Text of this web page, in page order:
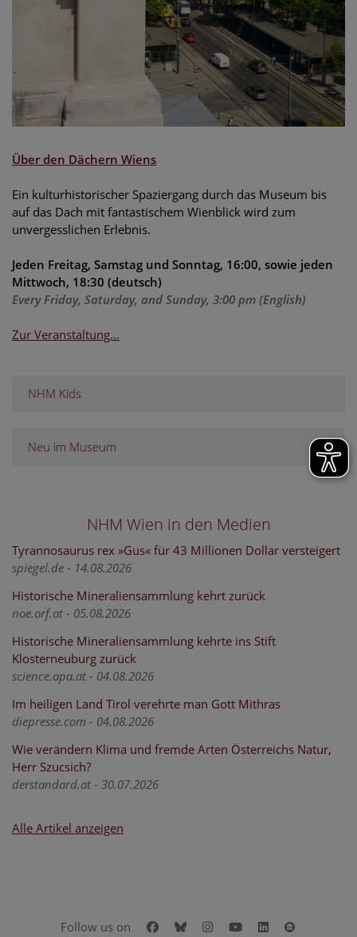
Über den Dächern Wiens
Ein kulturhistorischer Spaziergang durch das Museum bis
auf das Dach mit fantastischem Wienblick wird zum
unvergesslichen Erlebnis.
Jeden Freitag, Samstag und Sonntag, 16:00, sowie jeden
Mittwoch, 18:30 (deutsch)
Every Friday, Saturday, and Sunday, 3:00 pm (English)
Zur Veranstaltung...
NHM Kids
Neu im Museum
NHM Wien in den Medien
Tyrannosaurus rex »Gus« für 43 Millionen Dollar versteigert
spiegel.de - 14.08.2026
Historische Mineraliensammlung kehrt zurück
noe.orf.at - 05.08.2026
Historische Mineraliensammlung kehrte ins Stift
Klosterneuburg zurück
science.apa.at - 04.08.2026
Im heiligen Land Tirol verehrte man Gott Mithras
diepresse.com - 04.08.2026
Wie verändern Klima und fremde Arten Österreichs Natur,
Herr Szucsich?
derstandard.at - 30.07.2026
Alle Artikel anzeigen
Follow us on Facebook
BlueskyInstagram
YoutubeLinkedIn